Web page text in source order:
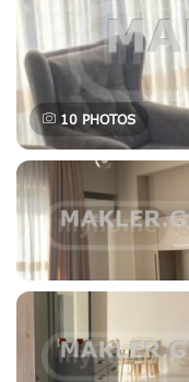
10 PHOTOS